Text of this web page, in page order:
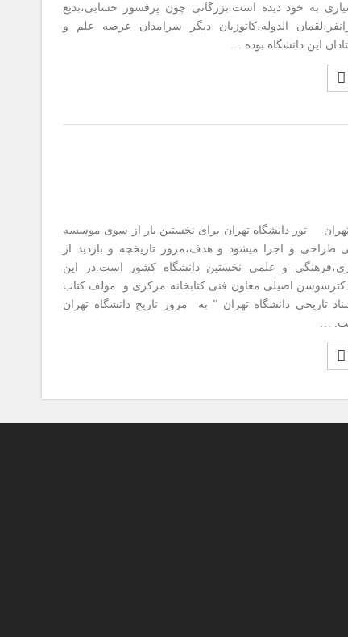
به خود دیده است.بزرگانی چون پرفسور حسابی،بدیع
الدوله،کاتوزیان دیگر سرامدان عرصه علم و
این دانشگاه بوده …
تهران تور دانشگاه تهران برای نخستین بار از سوی موسسه
طراحی و اجرا میشود و هدف،مرور تاریخچه و بازدید از
و علمی نخستین دانشگاه کشور است.در این
دکترسوسن اصیلی معاون فنی کتابخانه مرکزی و مولف کتاب
تاریخی دانشگاه تهران ” به مرور تاریخ دانشگاه تهران
…